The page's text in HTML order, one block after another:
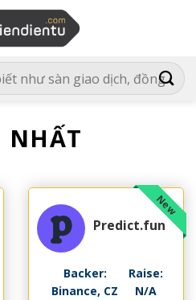
NHẤT
Predict.fun
Backer:
Binance, CZ
Raise:
N/A